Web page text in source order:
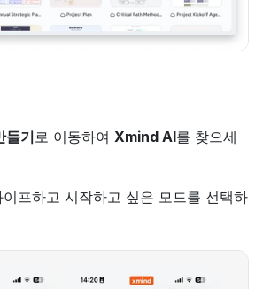
들기로 이동하여 Xmind AI를 찾으세
프하고 시작하고 싶은 모드를 선택하